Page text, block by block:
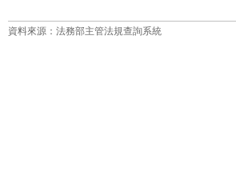
資料來源：法務部主管法規查詢系統